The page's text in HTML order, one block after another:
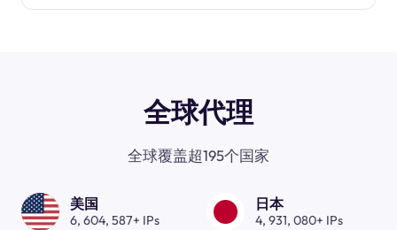
全球代理
全球覆盖超195个国家
美国
6, 604, 587+ IPs
日本
4, 931, 080+ IPs